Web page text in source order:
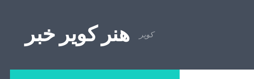
هنر کویر خبر کویر